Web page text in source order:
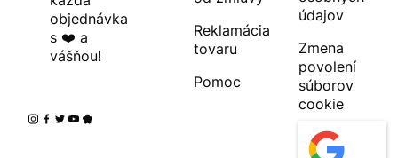
objednávka
s ❤️ a
vášňou!
Reklamácia
tovaru
Pomoc
údajov
Zmena
povolení
súborov
cookie